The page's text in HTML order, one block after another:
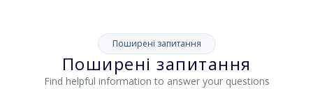
Поширені запитання
Поширені запитання
Find helpful information to answer your questions